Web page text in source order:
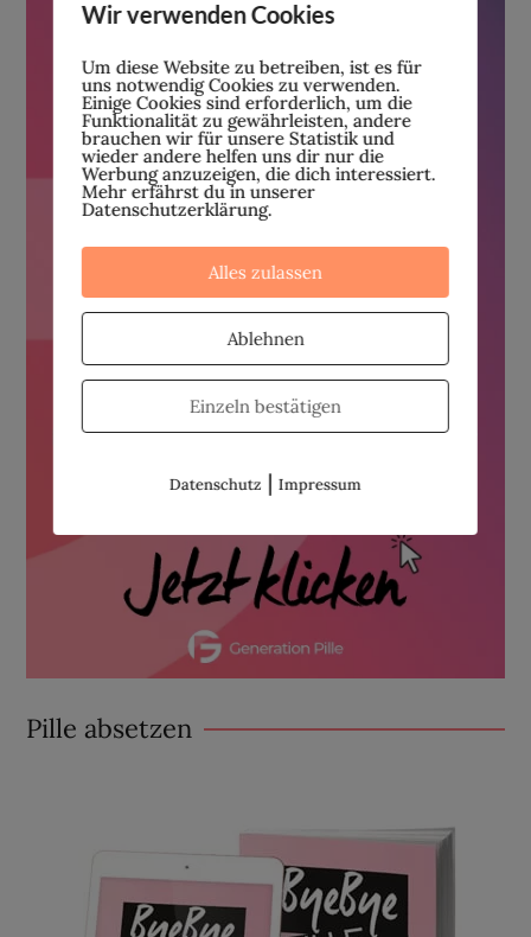
Pille absetzen
Wir verwenden Cookies
Um diese Website zu betreiben, ist es für
uns notwendig Cookies zu verwenden.
Einige Cookies sind erforderlich, um die
Funktionalität zu gewährleisten, andere
brauchen wir für unsere Statistik und
wieder andere helfen uns dir nur die
Werbung anzuzeigen, die dich interessiert.
Mehr erfährst du in unserer
Datenschutzerklärung.
Alles zulassen
Ablehnen
Einzeln bestätigen
Datenschutz | Impressum